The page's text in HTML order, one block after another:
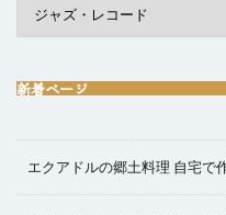
新着ページ
エクアドルの郷土料理 自宅で